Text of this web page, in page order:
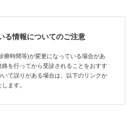
る情報についてのご注意
療時間等)が変更になっている場合があ
を行ってから受診されることをおすす
て誤りがある場合は、以下のリンクか
ます。